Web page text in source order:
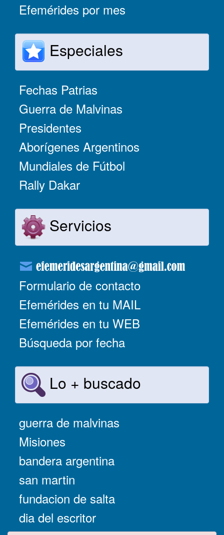
Efemérides por mes
Especiales
Fechas Patrias
Guerra de Malvinas
Presidentes
Aborígenes Argentinos
Mundiales de Fútbol
Rally Dakar
Servicios
Formulario de contacto
Efemérides en tu MAIL
Efemérides en tu WEB
Búsqueda por fecha
Lo + buscado
guerra de malvinas
Misiones
bandera argentina
san martin
fundacion de salta
dia del escritor